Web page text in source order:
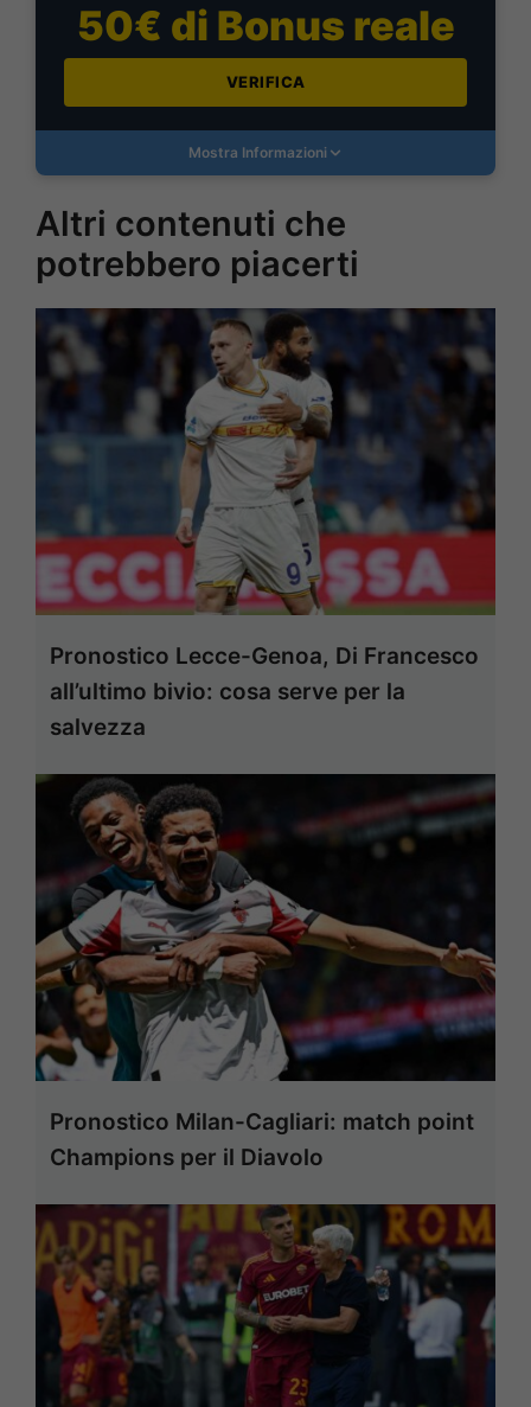
50€ di Bonus reale
VERIFICA
Mostra Informazioni
Altri contenuti che
potrebbero piacerti
Pronostico Lecce-Genoa, Di Francesco
all’ultimo bivio: cosa serve per la
salvezza
Pronostico Milan-Cagliari: match point
Champions per il Diavolo